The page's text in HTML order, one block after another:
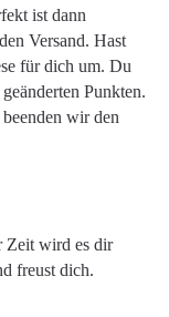
ist dann
Versand. Hast
für dich um. Du
Punkten.
wir den
Zeit wird es dir
freust dich.